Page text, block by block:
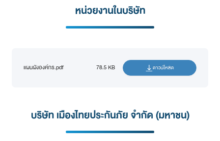
หน่วยงานในบริษัท
แผนผังองค์กร.pdf 78.5 KB ดาวน์โหลด
บริษัท เมืองไทยประกันภัย จำกัด (มหาชน)